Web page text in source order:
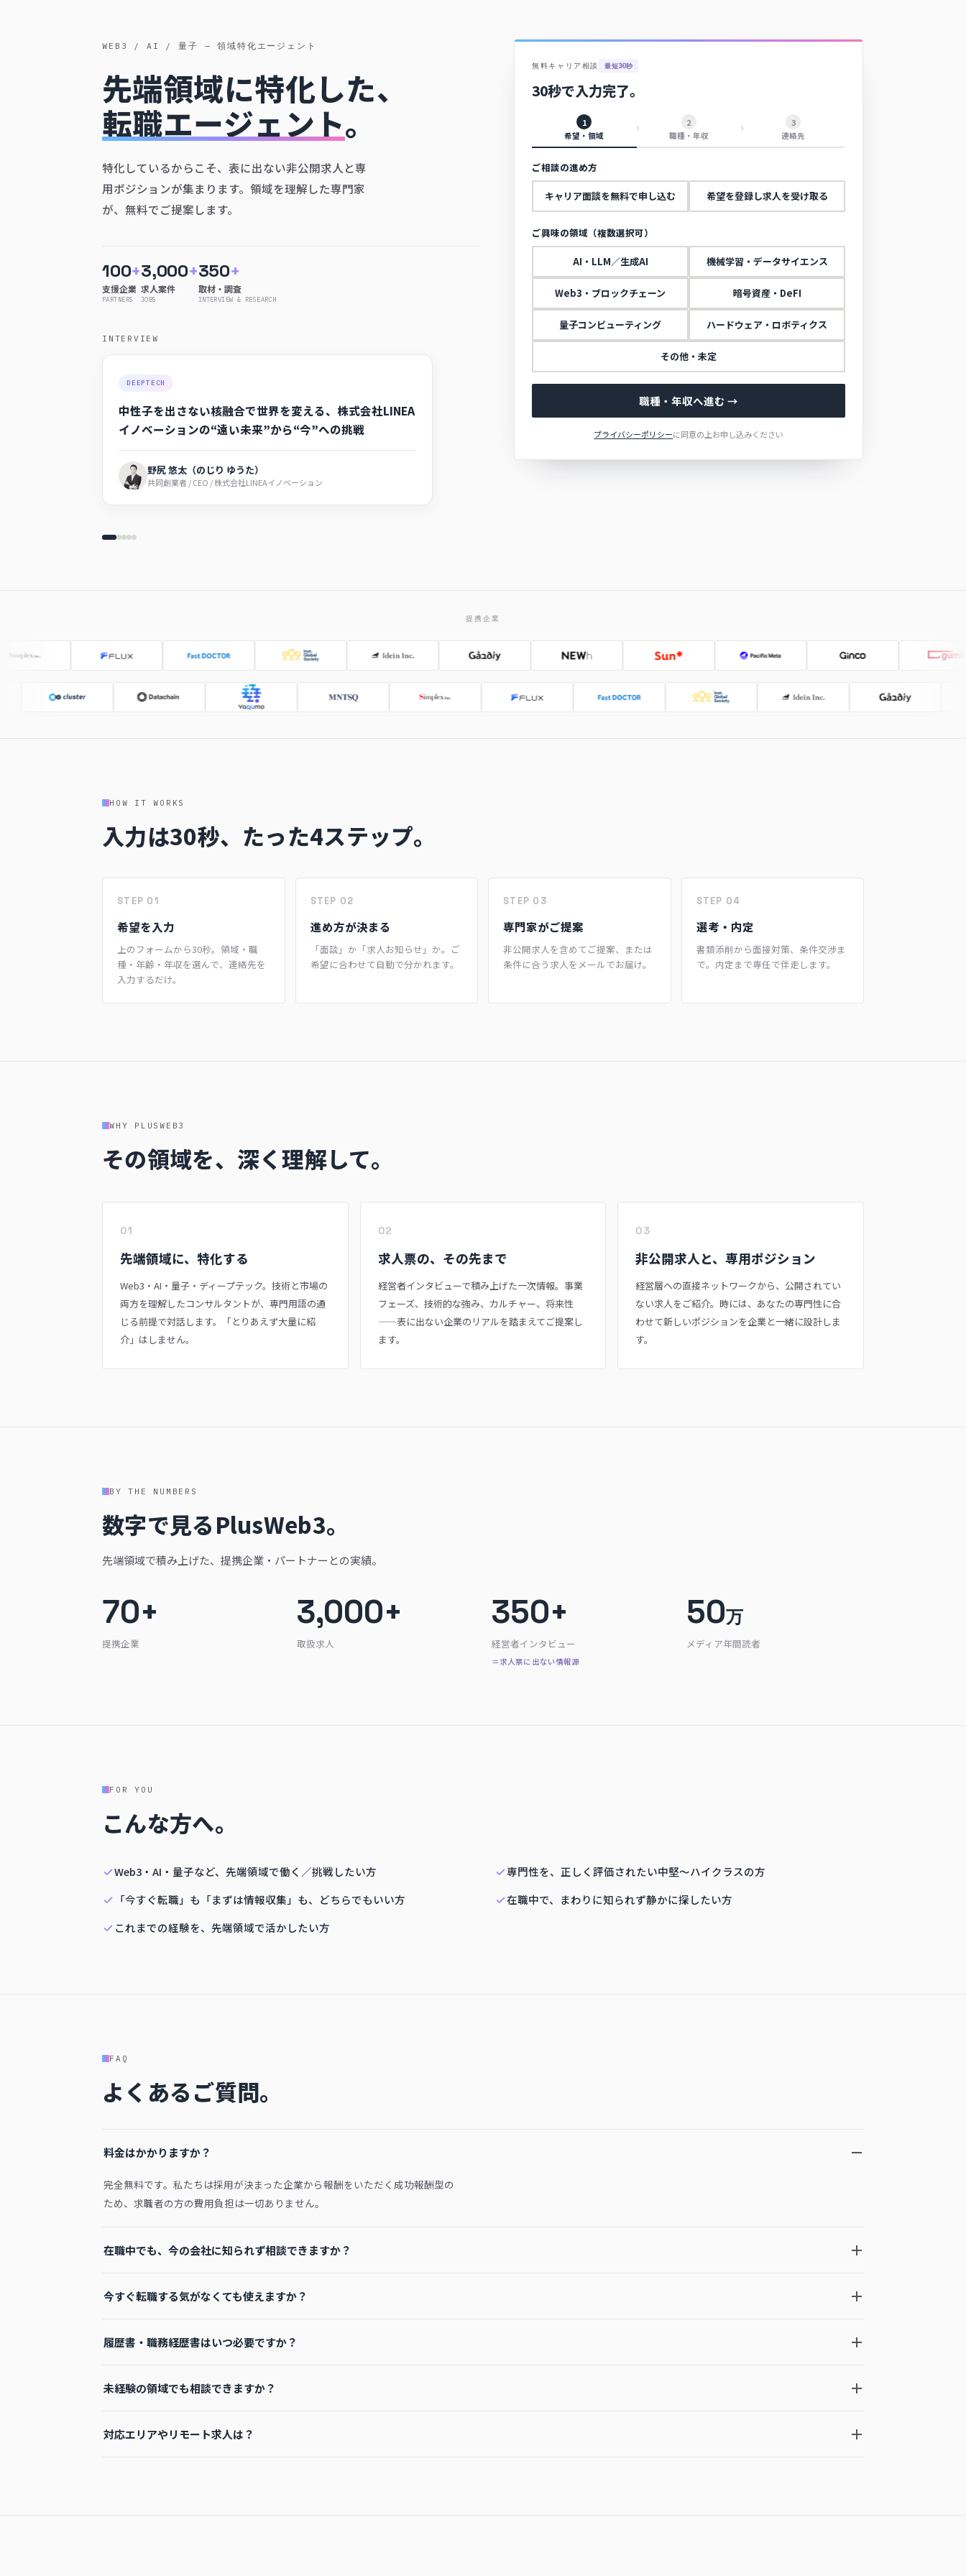
WEB3 / AI / 量子 — 領域特化エージェント
先端領域に特化した、
転職エージェント。
特化しているからこそ、表に出ない非公開求人と専
用ポジションが集まります。領域を理解した専門家
が、無料でご提案します。
100+
支援企業
PARTNERS
3,000+
求人案件
JOBS
350+
取材・調査
INTERVIEW & RESEARCH
INTERVIEW
AI
AIが人事の"次の一手"を示す「タレントインテリジェン
ス」とは。導入4,500社のカオナビが仕掛ける人事の構造
転換について
井上 英樹
無料キャリア相談 最短30秒
30秒で入力完了。
1
希望・領域
2
職種・年収
3
連絡先
キャリア面談を無料で申し込む 希望を登録し求人を受け取る
AI・LLM／生成AI 機械学習・データサイエンス
Web3・ブロックチェーン 暗号資産・DeFI
量子コンピューティング ハードウェア・ロボティクス
その他・未定
職種・年収へ進む →
プライバシーポリシーに同意の上お申し込みください
提携企業
HOW IT WORKS
入力は30秒、たった4ステップ。
STEP 01
希望を入力
上のフォームから30秒。領域・職
種・年齢・年収を選んで、連絡先を
入力するだけ。
STEP 02
進め方が決まる
「面談」か「求人お知らせ」か。ご
希望に合わせて自動で分かれます。
STEP 03
専門家がご提案
非公開求人を含めてご提案、または
条件に合う求人をメールでお届け。
STEP 04
選考・内定
書類添削から面接対策、条件交渉ま
で。内定まで専任で伴走します。
WHY PLUSWEB3
その領域を、深く理解して。
01
先端領域に、特化する
Web3・AI・量子・ディープテック。技術と市場の
両方を理解したコンサルタントが、専門用語の通
じる前提で対話します。「とりあえず大量に紹
介」はしません。
02
求人票の、その先まで
経営者インタビューで積み上げた一次情報。事業
フェーズ、技術的な強み、カルチャー、将来性
——表に出ない企業のリアルを踏まえてご提案し
ます。
03
非公開求人と、専用ポジション
経営層への直接ネットワークから、公開されてい
ない求人をご紹介。時には、あなたの専門性に合
わせて新しいポジションを企業と一緒に設計しま
す。
BY THE NUMBERS
数字で見るPlusWeb3。
先端領域で積み上げた、提携企業・パートナーとの実績。
70+
提携企業
3,000+
取扱求人
350+
経営者インタビュー
＝求人票に出ない情報源
50万
メディア年間読者
FOR YOU
こんな方へ。
Web3・AI・量子など、先端領域で働く／挑戦したい方
専門性を、正しく評価されたい中堅〜ハイクラスの方
「今すぐ転職」も「まずは情報収集」も、どちらでもいい方
在職中で、まわりに知られず静かに探したい方
これまでの経験を、先端領域で活かしたい方
FAQ
よくあるご質問。
料金はかかりますか？
完全無料です。私たちは採用が決まった企業から報酬をいただく成功報酬型の
ため、求職者の方の費用負担は一切ありません。
在職中でも、今の会社に知られず相談できますか？
今すぐ転職する気がなくても使えますか？
履歴書・職務経歴書はいつ必要ですか？
未経験の領域でも相談できますか？
対応エリアやリモート求人は？